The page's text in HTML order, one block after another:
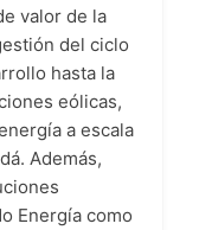
valor de la
del ciclo
hasta la
eólicas,
a escala
Además,
Energía como